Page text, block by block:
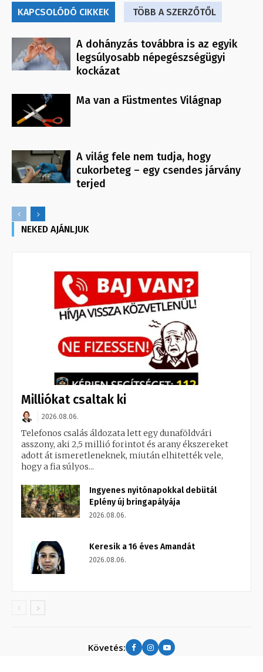
KAPCSOLÓDÓ CIKKEK TÖBB A SZERZŐTŐL
A dohányzás továbbra is az egyik
legsúlyosabb népegészségügyi
kockázat
Ma van a Füstmentes Világnap
A világ fele nem tudja, hogy
cukorbeteg – egy csendes járvány
terjed
NEKED AJÁNLJUK
Milliókat csaltak ki
2026.08.06.
Telefonos csalás áldozata lett egy dunaföldvári
asszony, aki 2,5 millió forintot és arany ékszereket
adott át ismeretleneknek, miután elhitették vele,
hogy a fia súlyos...
Ingyenes nyitónapokkal debütál
Eplény új bringapályája
2026.08.06.
Keresik a 16 éves Amandát
2026.08.06.
Követés: